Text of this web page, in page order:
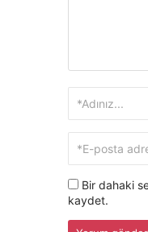
Bir dahaki
kaydet.